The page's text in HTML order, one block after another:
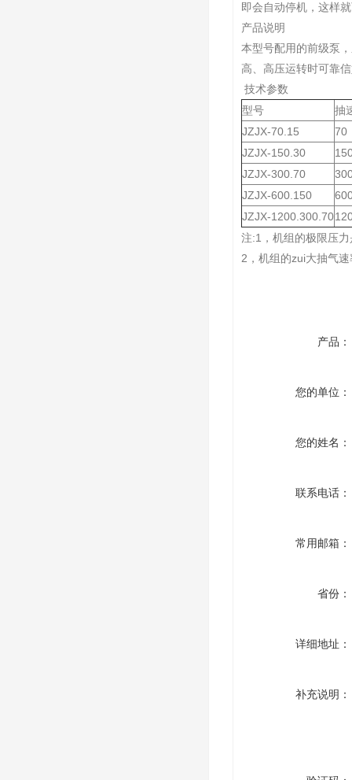
即会自动停机，这样
产品说明
本型号配用的前级泵
高、高压运转时可靠
技术参数
型号
抽
JZJX-70.15
70
JZJX-150.30
JZJX-300.70
JZJX-600.150
JZJX-1200.300.70
注:1，机组的极限压
2，机组的zui大抽气
产品：
您的单位：
您的姓名：
联系电话：
常用邮箱：
省份：
详细地址：
补充说明：